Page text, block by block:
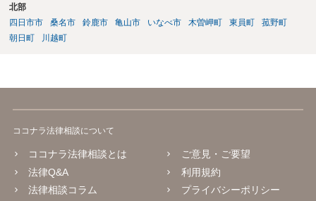
を早急に決断された方が良いかと存じます。訴訟提起を選択される場
合は、通常、会社が隠蔽のため過去の記録を廃棄すること等を防ぐた
め、弁護士と相談の上、訴え提起前の証拠保全の要否等を検討するこ
北部
四日市市
桑名市 鈴鹿市 亀山市 いなべ市 木曽岬町 東員町
菰野町
朝日町
川越町
ココナラ法律相談について
ココナラ法律相談とは
法律Q&A
法律相談コラム
ご意見・ご要望
利用規約
プライバシーポリシー